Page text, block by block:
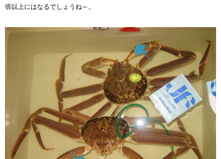
倍以上にはなるでしょうね～。